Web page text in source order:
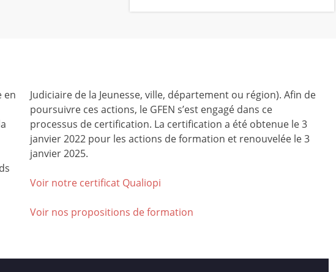
en
Judiciaire de la Jeunesse, ville, département ou région). Afin de
poursuivre ces actions, le GFEN s’est engagé dans ce
processus de certification. La certification a été obtenue le 3
janvier 2022 pour les actions de formation et renouvelée le 3
janvier 2025.
Voir notre certificat Qualiopi
Voir nos propositions de formation